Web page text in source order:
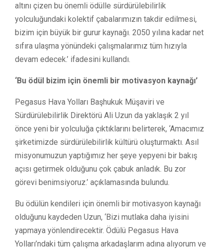
altını çizen bu önemli ödülle sürdürülebilirlik
yolculuğundaki kolektif çabalarımızın takdir edilmesi,
bizim için büyük bir gurur kaynağı. 2050 yılına kadar net
sıfıra ulaşma yönündeki çalışmalarımız tüm hızıyla
devam edecek.’ ifadesini kullandı.
‘Bu ödül bizim için önemli bir motivasyon kaynağı’
Pegasus Hava Yolları Başhukuk Müşaviri ve
Sürdürülebilirlik Direktörü Ali Uzun da yaklaşık 2 yıl
önce yeni bir yolculuğa çıktıklarını belirterek, ‘Amacımız
şirketimizde sürdürülebilirlik kültürü oluşturmaktı. Asıl
misyonumuzun yaptığımız her şeye yepyeni bir bakış
açısı getirmek olduğunu çok çabuk anladık. Bu zor
görevi benimsiyoruz.’ açıklamasında bulundu.
Bu ödülün kendileri için önemli bir motivasyon kaynağı
olduğunu kaydeden Uzun, ‘Bizi mutlaka daha iyisini
yapmaya yönlendirecektir. Ödülü Pegasus Hava
Yolları’ndaki tüm çalışma arkadaşlarım adına alıyorum ve